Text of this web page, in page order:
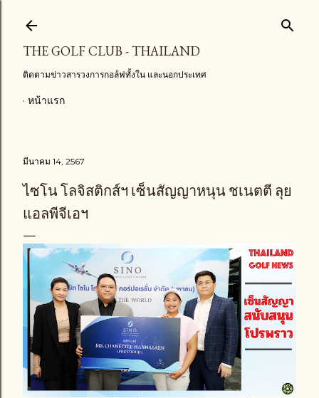
THE GOLF CLUB - THAILAND
ติดตามข่าวสารวงการกอล์ฟทั้งใน และนอกประเทศ
หน้าแรก
มีนาคม 14, 2567
ไซโน โลจิสติกส์ฯ เซ็นสัญญาหนุน ชเนตตี ลุย
แอลพีจีเอฯ